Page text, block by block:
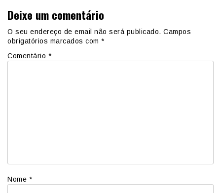
Deixe um comentário
O seu endereço de email não será publicado. Campos
obrigatórios marcados com *
Comentário *
Nome *